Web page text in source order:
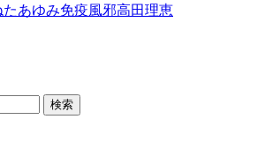
たあゆみ免疫風邪高田理恵